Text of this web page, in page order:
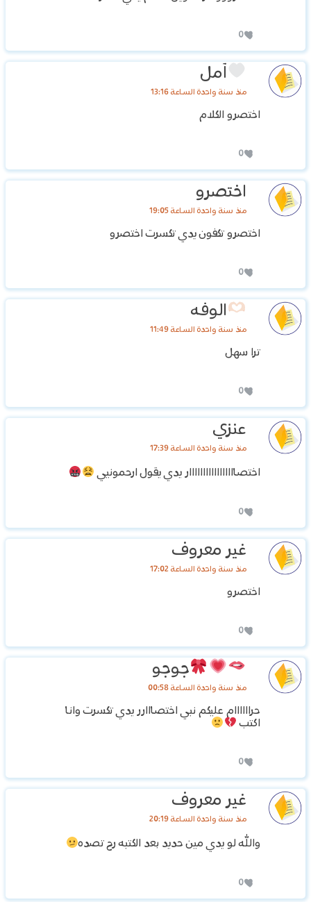
0
آمل
منذ سنة واحدة الساعة 13:16
اختصرو الكلام
0
اختصرو
منذ سنة واحدة الساعة 19:05
اختصرو تكفون يدي تكسرت اختصرو
0
الوفه
منذ سنة واحدة الساعة 11:49
ترا سهل
0
عنزي
منذ سنة واحدة الساعة 17:39
اختصااااااااااااااااار يدي يقول ارحمونيي
0
غير معروف
منذ سنة واحدة الساعة 17:02
اختصرو
0
جوجو
منذ سنة واحدة الساعة 00:58
حراااااام عليكم نبي اختصااارر يدي تكسرت وانا
اكتب
0
غير معروف
منذ سنة واحدة الساعة 20:19
والله لو يدي مين حديد بعد الكتبه رح تصده
0